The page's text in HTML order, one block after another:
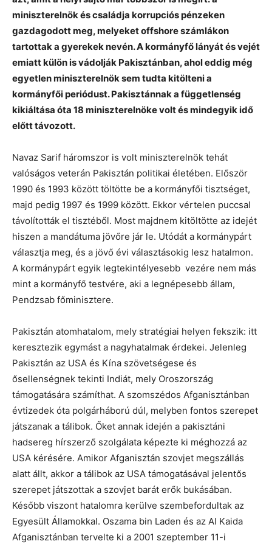
miniszterelnök és családja korrupciós pénzeken
gazdagodott meg, melyeket offshore számlákon
tartottak a gyerekek nevén. A kormányfő lányát és vejét
emiatt külön is vádolják Pakisztánban, ahol eddig még
egyetlen miniszterelnök sem tudta kitölteni a
kormányfői periódust. Pakisztánnak a függetlenség
kikiáltása óta 18 miniszterelnöke volt és mindegyik idő
előtt távozott.
Navaz Sarif háromszor is volt miniszterelnök tehát
valóságos veterán Pakisztán politikai életében. Először
1990 és 1993 között töltötte be a kormányfői tisztséget,
majd pedig 1997 és 1999 között. Ekkor vértelen puccsal
távolították el tisztéből. Most majdnem kitöltötte az idejét
hiszen a mandátuma jövőre jár le. Utódát a kormánypárt
választja meg, és a jövő évi választásokig lesz hatalmon.
A kormánypárt egyik legtekintélyesebb vezére nem más
mint a kormányfő testvére, aki a legnépesebb állam,
Pendzsab főminisztere.
Pakisztán atomhatalom, mely stratégiai helyen fekszik: itt
keresztezik egymást a nagyhatalmak érdekei. Jelenleg
Pakisztán az USA és Kína szövetségese és
ősellenségnek tekinti Indiát, mely Oroszország
támogatására számíthat. A szomszédos Afganisztánban
évtizedek óta polgárháború dúl, melyben fontos szerepet
játszanak a tálibok. Őket annak idején a pakisztáni
hadsereg hírszerző szolgálata képezte ki méghozzá az
USA kérésére. Amikor Afganisztán szovjet megszállás
alatt állt, akkor a tálibok az USA támogatásával jelentős
szerepet játszottak a szovjet barát erők bukásában.
Később viszont hatalomra kerülve szembefordultak az
Egyesült Államokkal. Oszama bin Laden és az Al Kaida
Afganisztánban tervelte ki a 2001 szeptember 11-i